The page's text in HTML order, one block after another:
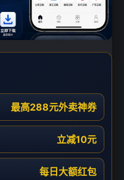
最高288元外卖神券
立减10元
每日大额红包